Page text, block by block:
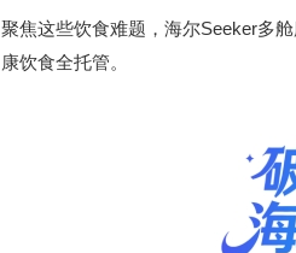
聚焦这些饮食难题，海尔Seeker多
康饮食全托管。